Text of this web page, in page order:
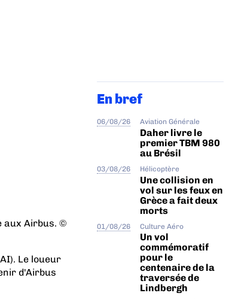
aux Airbus. ©
Le loueur
d'Airbus
En bref
06/08/26 Aviation Générale
Daher livre le
premier TBM 980
au Brésil
03/08/26 Hélicoptère
Une collision en
vol sur les feux en
Grèce a fait deux
morts
01/08/26 Culture Aéro
Un vol
commémoratif
pour le
centenaire de la
traversée de
Lindbergh